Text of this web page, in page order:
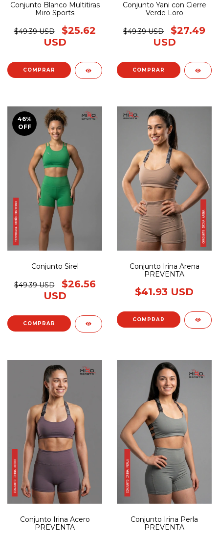
Conjunto Blanco Multitiras
Miro Sports
$49.39 USD
$25.62
USD
COMPRAR
Conjunto Yani con Cierre
Verde Loro
$49.39 USD
$27.49
USD
COMPRAR
46%
OFF
Conjunto Sirel
$49.39 USD
$26.56
USD
COMPRAR
Conjunto Irina Arena
PREVENTA
$41.93 USD
COMPRAR
Conjunto Irina Acero
PREVENTA
Conjunto Irina Perla
PREVENTA